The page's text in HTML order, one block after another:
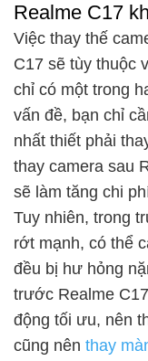
Realme C17
Việc thay thế
C17 sẽ tùy thuộc
chỉ có một trong
vấn đề, bạn chỉ
nhất thiết phải
thay camera sau
sẽ làm tăng chi
Tuy nhiên, trong
rớt mạnh, có thể
đều bị hư hỏng
trước Realme
động tối ưu, nên
cũng nên thay